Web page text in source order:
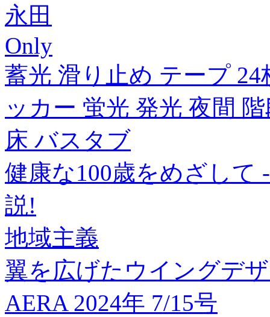
永田
Only
蓄光 滑り止め テープ
ッカー 蛍光 発光 夜間
床 バスタブ
健康な100歳をめざして
説!
地域主義
翼を広げたウイングデ
AERA 2024年 7/15号